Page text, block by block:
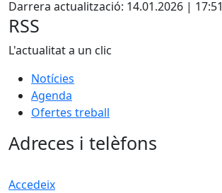
−
Darrera actualització: 14.01.2026 | 17:51
RSS
L'actualitat a un clic
Notícies
Agenda
Ofertes treball
Adreces i telèfons
Accedeix